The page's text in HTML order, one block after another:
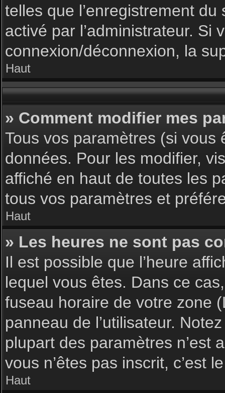
telles que l’enregistrement
activé par l’administrateur. Si
connexion/déconnexion, la
Haut
» Comment modifier mes
Tous vos paramètres (si
données. Pour les modifier,
affiché en haut de toutes les
tous vos paramètres et
Haut
» Les heures ne sont pas
Il est possible que l’heure
lequel vous êtes. Dans ce
fuseau horaire de votre zone
panneau de l’utilisateur.
plupart des paramètres n’est
vous n’êtes pas inscrit, c’est
Haut